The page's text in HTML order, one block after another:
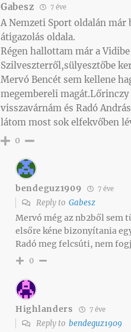
Gabesz 7 éve
A Nemzeti Sport oldalán
átigazolás oldala.
Régen hallottam már a
Szilveszterről,sülyesztőbe
Mervó Bencét sem kellene
megembereli
visszavárnám és Radó
látom most sok elfekvőben
0
bendeguz1909 7 éve
Reply to Gabesz
Mervó még az nb2ből sem
elsőre kéne bizonyítania
Radó meg felcsúti, nem
0
Highlanders 7 éve
Reply to bendeguz1909